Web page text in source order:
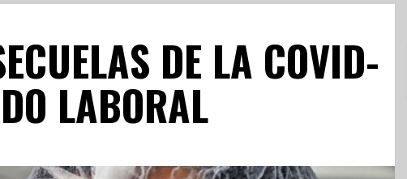
DE LA COVID-
LABORAL